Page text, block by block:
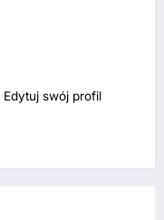
Edytuj swój profil